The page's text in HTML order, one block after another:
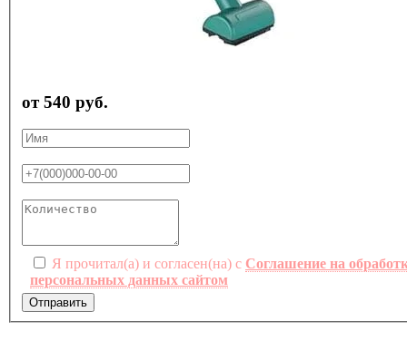
от 540 руб.
Я прочитал(а) и согласен(на) с Соглашение на
персональных данных сайтом
Отправить